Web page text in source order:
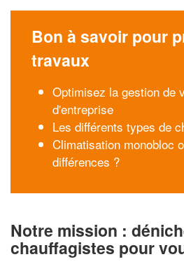
Bon à savoir pour
travaux
Optimisez la gestion de
d'entreprise
Les différents types de
Climatisation monobloc
différences ?
Notre mission :
chauffagistes pour